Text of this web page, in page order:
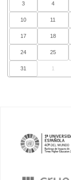
3 4
10 11
17 18
24 25
31 1